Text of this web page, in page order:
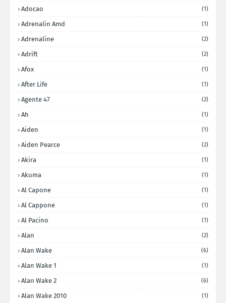
Adocao (1)
Adrenalin Amd (1)
Adrenaline (2)
Adrift (2)
Afox (1)
After Life (1)
Agente 47 (2)
Ah (1)
Aiden (1)
Aiden Pearce (2)
Akira (1)
Akuma (1)
Al Capone (1)
Al Cappone (1)
Al Pacino (1)
Alan (2)
Alan Wake (6)
Alan Wake 1 (1)
Alan Wake 2 (6)
Alan Wake 2010 (1)